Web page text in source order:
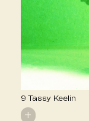
9 Tassy Keelin
+